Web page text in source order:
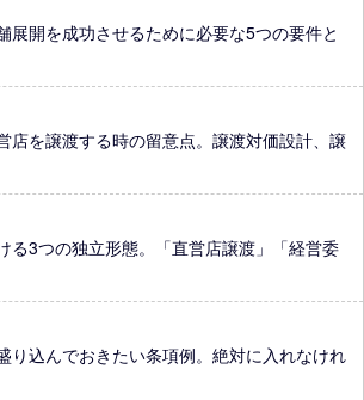
展開を成功させるために必要な5つの要件と
店を譲渡する時の留意点。譲渡対価設計、譲
る3つの独立形態。「直営店譲渡」「経営委
り込んでおきたい条項例。絶対に入れなけれ